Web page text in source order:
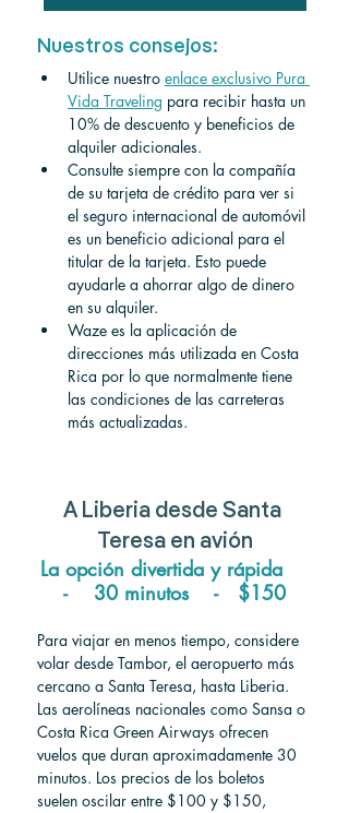
Nuestros consejos:
Utilice nuestro enlace exclusivo Pura
Vida Traveling para recibir hasta un
10% de descuento y beneficios de
alquiler adicionales.
Consulte siempre con la compañía
de su tarjeta de crédito para ver si
el seguro internacional de automóvil
es un beneficio adicional para el
titular de la tarjeta. Esto puede
ayudarle a ahorrar algo de dinero
en su alquiler.
Waze es la aplicación de
direcciones más utilizada en Costa
Rica por lo que normalmente tiene
las condiciones de las carreteras
más actualizadas.
A Liberia desde Santa
Teresa en avión
La opción divertida y rápida
-    30 minutos    -   $150
Para viajar en menos tiempo, considere
volar desde Tambor, el aeropuerto más
cercano a Santa Teresa, hasta Liberia.
Las aerolíneas nacionales como Sansa o
Costa Rica Green Airways ofrecen
vuelos que duran aproximadamente 30
minutos. Los precios de los boletos
suelen oscilar entre $100 y $150,